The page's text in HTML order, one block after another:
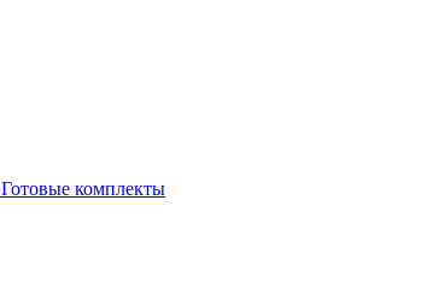
Готовые комплекты